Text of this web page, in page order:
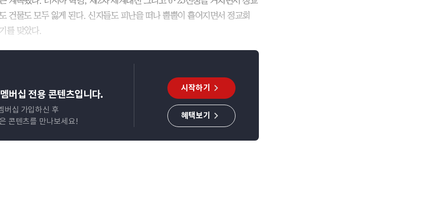
건물도 모두 잃게 된다. 신자들도 피난을 떠나 뿔뿔이 흩어지면서 정교회
를 맞았다.
버십 전용 콘텐츠입니다.
버십 가입하신 후
콘텐츠를 만나보세요!
시작하기
혜택보기